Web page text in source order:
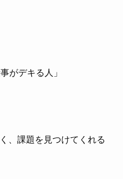
がデキる人」
、課題を見つけてくれる